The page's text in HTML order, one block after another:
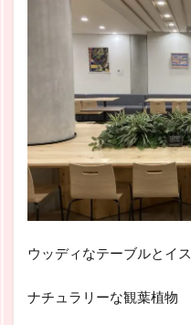
ウッディなテーブルとイス
ナチュラリーな観葉植物